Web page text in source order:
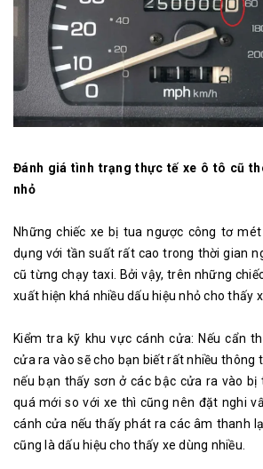
Đánh giá tình trạng thực tế xe ô tô cũ
nhỏ
Những chiếc xe bị tua ngược công tơ
dụng với tần suất rất cao trong thời gian
cũ từng chạy taxi. Bởi vậy, trên những
xuất hiện khá nhiều dấu hiệu nhỏ cho thấy
Kiểm tra kỹ khu vực cánh cửa: Nếu cẩn
cửa ra vào sẽ cho bạn biết rất nhiều thông
nếu bạn thấy sơn ở các bậc cửa ra vào bị
quá mới so với xe thì cũng nên đặt nghi
cánh cửa nếu thấy phát ra các âm thanh
cũng là dấu hiệu cho thấy xe dùng nhiều.